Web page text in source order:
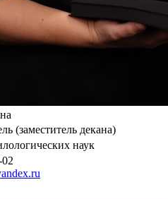
(заместитель декана)
наук